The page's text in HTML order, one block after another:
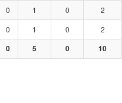
0 1 0 2
0 1 0 2
0 5 0 10